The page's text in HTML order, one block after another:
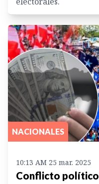
NACIONALES
10:13 AM 25 mar. 2025
Conflicto político